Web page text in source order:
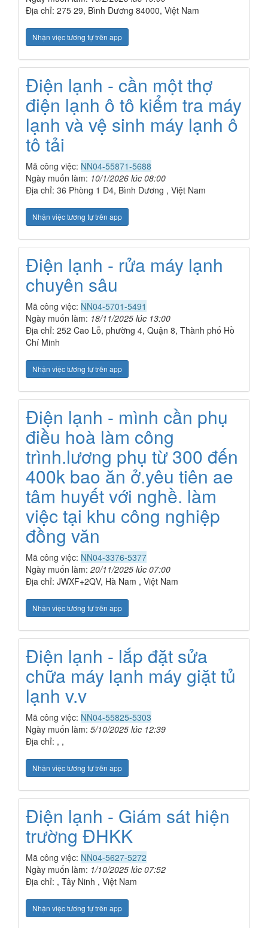
Địa chỉ: 275 29, Bình Dương 84000, Việt Nam
Nhận việc tương tự trên app
Điện lạnh - cần một thợ
điện lạnh ô tô kiểm tra máy
lạnh và vệ sinh máy lạnh ô
tô tải
Mã công việc: NN04-55871-5688
Ngày muốn làm: 10/1/2026 lúc 08:00
Địa chỉ: 36 Phòng 1 D4, Bình Dương , Việt Nam
Nhận việc tương tự trên app
Điện lạnh - rửa máy lạnh
chuyên sâu
Mã công việc: NN04-5701-5491
Ngày muốn làm: 18/11/2025 lúc 13:00
Địa chỉ: 252 Cao Lỗ, phường 4, Quận 8, Thành phố Hồ
Chí Minh
Nhận việc tương tự trên app
Điện lạnh - mình cần phụ
điều hoà làm công
trình.lương phụ từ 300 đến
400k bao ăn ở.yêu tiên ae
tâm huyết với nghề. làm
việc tại khu công nghiệp
đồng văn
Mã công việc: NN04-3376-5377
Ngày muốn làm: 20/11/2025 lúc 07:00
Địa chỉ: JWXF+2QV, Hà Nam , Việt Nam
Nhận việc tương tự trên app
Điện lạnh - lắp đặt sửa
chữa máy lạnh máy giặt tủ
lạnh v.v
Mã công việc: NN04-55825-5303
Ngày muốn làm: 5/10/2025 lúc 12:39
Địa chỉ: , ,
Nhận việc tương tự trên app
Điện lạnh - Giám sát hiện
trường ĐHKK
Mã công việc: NN04-5627-5272
Ngày muốn làm: 1/10/2025 lúc 07:52
Địa chỉ: , Tây Ninh , Việt Nam
Nhận việc tương tự trên app